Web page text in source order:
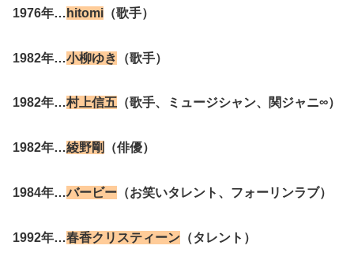
1976年… hitomi （歌手）
1982年…小柳ゆき （歌手）
1982年…村上信五 （歌手、ミュージシャン、関ジャニ∞）
1982年…綾野剛 （俳優）
1984年…バービー （お笑いタレント、フォーリンラブ）
1992年…春香クリスティーン （タレント）